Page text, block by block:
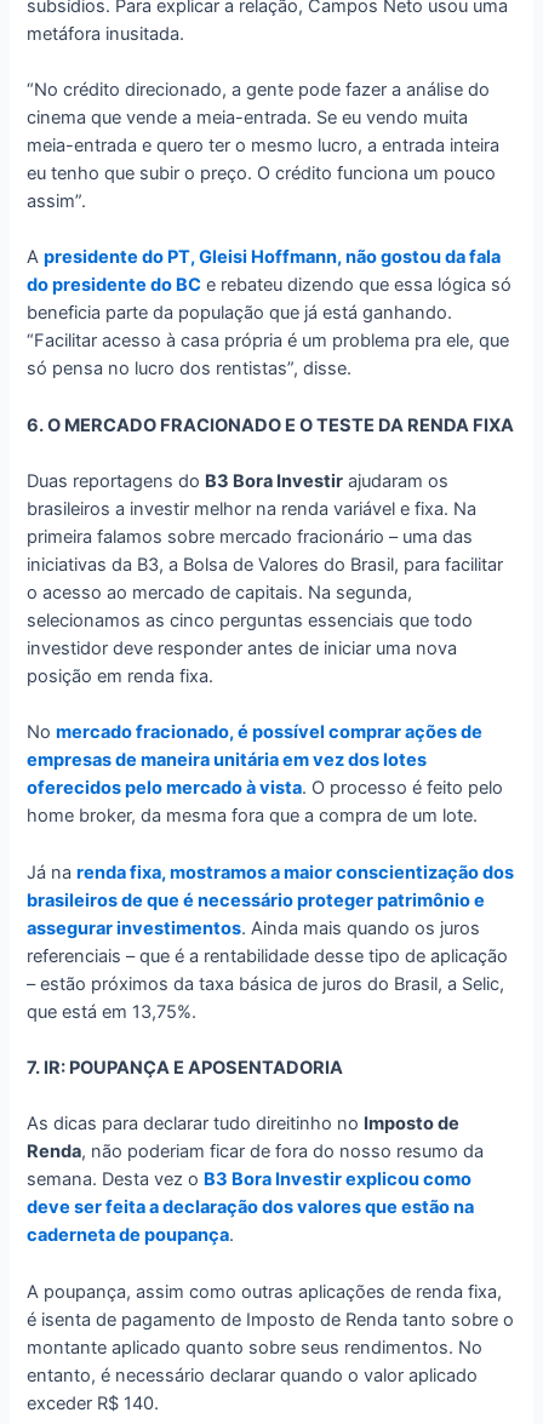
subsídios. Para explicar a relação, Campos Neto usou uma
metáfora inusitada.
“No crédito direcionado, a gente pode fazer a análise do
cinema que vende a meia-entrada. Se eu vendo muita
meia-entrada e quero ter o mesmo lucro, a entrada inteira
eu tenho que subir o preço. O crédito funciona um pouco
assim”.
Apresidente do PT, Gleisi Hoffmann, não gostou da fala
do presidente do BC e rebateu dizendo que essa lógica só
beneficia parte da população que já está ganhando.
“Facilitar acesso à casa própria é um problema pra ele, que
só pensa no lucro dos rentistas”, disse.
6. O MERCADO FRACIONADO E O TESTE DA RENDA FIXA
Duas reportagens do B3 Bora Investir ajudaram os
brasileiros a investir melhor na renda variável e fixa. Na
primeira falamos sobre mercado fracionário – uma das
iniciativas da B3, a Bolsa de Valores do Brasil, para facilitar
o acesso ao mercado de capitais. Na segunda,
selecionamos as cinco perguntas essenciais que todo
investidor deve responder antes de iniciar uma nova
posição em renda fixa.
Nomercado fracionado, é possível comprar ações de
empresas de maneira unitária em vez dos lotes
oferecidos pelo mercado à vista. O processo é feito pelo
home broker, da mesma fora que a compra de um lote.
Já narenda fixa, mostramos a maior conscientização dos
brasileiros de que é necessário proteger patrimônio e
assegurar investimentos. Ainda mais quando os juros
referenciais – que é a rentabilidade desse tipo de aplicação
– estão próximos da taxa básica de juros do Brasil, a Selic,
que está em 13,75%.
7. IR: POUPANÇA E APOSENTADORIA
As dicas para declarar tudo direitinho no Imposto de
Renda, não poderiam ficar de fora do nosso resumo da
semana. Desta vez o B3 Bora Investir explicou como
deve ser feita a declaração dos valores que estão na
caderneta de poupança.
A poupança, assim como outras aplicações de renda fixa,
é isenta de pagamento de Imposto de Renda tanto sobre o
montante aplicado quanto sobre seus rendimentos. No
entanto, é necessário declarar quando o valor aplicado
exceder R$ 140.